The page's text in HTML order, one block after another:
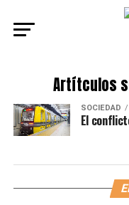
Artítculos
SOCIEDAD
El